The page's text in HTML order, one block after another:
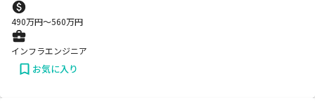
490万円〜560万円
インフラエンジニア
お気に入り